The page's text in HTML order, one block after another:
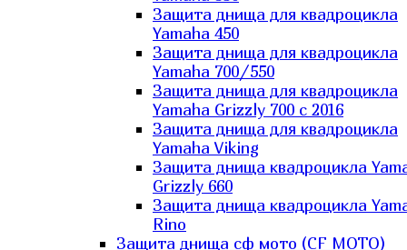
Защита днища для квадроцикла
Yamaha 450
Защита днища для квадроцикла
Yamaha 700/550
Защита днища для квадроцикла
Yamaha Grizzly 700 с 2016
Защита днища для квадроцикла
Yamaha Viking
Защита днища квадроцикла
Grizzly 660
Защита днища квадроцикла
Rino
Защита днища сф мото (CF MOTO)